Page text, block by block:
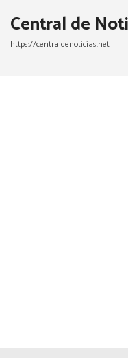
Central de
https://centraldenoticias.net